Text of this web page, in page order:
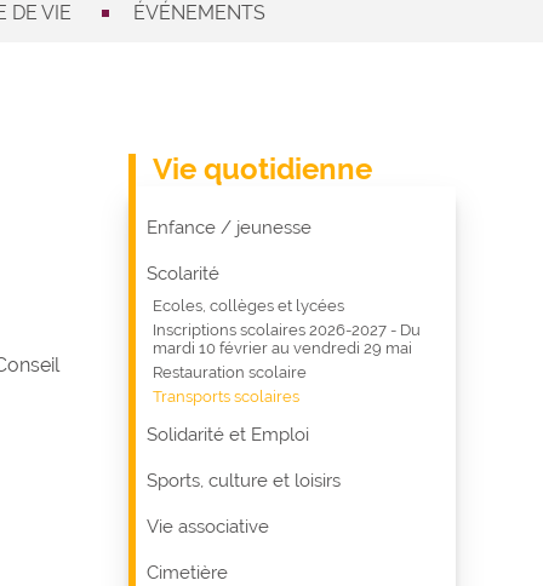
DE VIE ÉVÉNEMENTS
Vie quotidienne
Enfance / jeunesse
Scolarité
Ecoles, collèges et lycées
Inscriptions scolaires 2026-2027 - Du
mardi 10 février au vendredi 29 mai
Restauration scolaire
Transports scolaires
Solidarité et Emploi
Sports, culture et loisirs
Vie associative
Cimetière